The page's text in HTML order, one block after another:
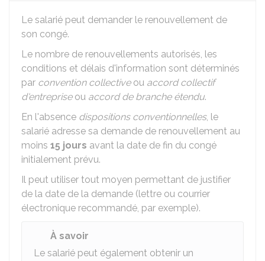
Le salarié peut demander le renouvellement de
son congé.
Le nombre de renouvellements autorisés, les
conditions et délais d'information sont déterminés
par convention collectiveou accord collectif
d'entrepriseou accord de branche étendu.
En l'absence dispositions conventionnelles, le
salarié adresse sa demande de renouvellement au
moins 15 jours avant la date de fin du congé
initialement prévu.
Il peut utiliser tout moyen permettant de justifier
de la date de la demande (lettre ou courrier
électronique recommandé, par exemple).
À savoir
Le salarié peut également obtenir un